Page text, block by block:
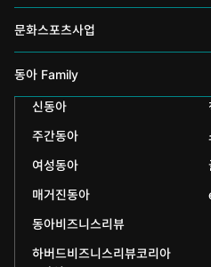
채널A
스포츠동아
어린이동아
에듀동아
어린이과학동아
수학동아
문화스포츠사업
동아 신춘문예
동아국악콩쿠르
동아뮤지컬콩쿠르
동아무용콩쿠르
동아 Family
인촌기념회
신문박물관
화정평화재단
신동아
주간동아
여성동아
매거진동아
동아비즈니스리뷰
하버드비즈니스리뷰코리아